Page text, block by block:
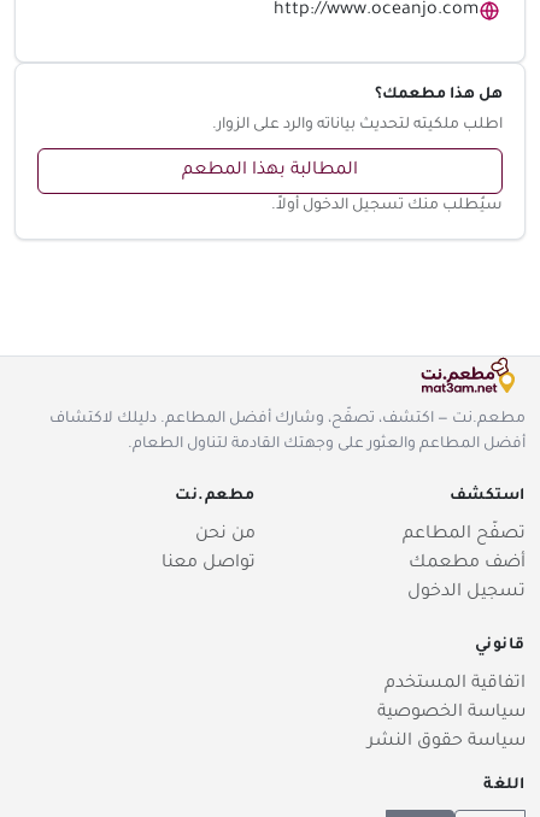
http://www.oceanjo.com
هل هذا مطعمك؟
اطلب ملكيته لتحديث بياناته والرد على الزوار.
المطالبة بهذا المطعم
سيُطلب منك تسجيل الدخول أولاً.
مطعم.نت — اكتشف، تصفّح، وشارك أفضل المطاعم. دليلك لاكتشاف
أفضل المطاعم والعثور على وجهتك القادمة لتناول الطعام.
استكشف
تصفّح المطاعم
أضف مطعمك
تسجيل الدخول
مطعم.نت
من نحن
تواصل معنا
قانوني
اتفاقية المستخدم
سياسة الخصوصية
سياسة حقوق النشر
اللغة